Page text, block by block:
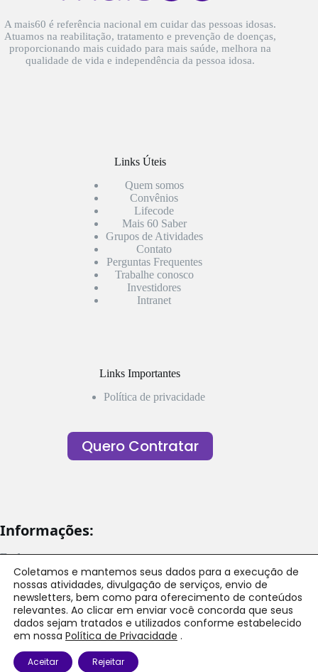
A mais60 é referência nacional em cuidar das pessoas idosas.
Atuamos na reabilitação, tratamento e prevenção de doenças,
proporcionando mais cuidado para mais saúde, melhora na
qualidade de vida e independência da pessoa idosa.
Links Úteis
Quem somos
Convênios
Lifecode
Mais 60 Saber
Grupos de Atividades
Contato
Perguntas Frequentes
Trabalhe conosco
Investidores
Intranet
Links Importantes
Política de privacidade
Quero Contratar
Informações:
Endereço
Ver nossas unidades
Telefone/ Whatsapp
(31) 2513-0552
Email
contato@mais60.com.br
Horário
Copyright © mais60
Coletamos e mantemos seus dados para a execução de
nossas atividades, divulgação de serviços, envio de
newsletters, bem como para oferecimento de conteúdos
relevantes. Ao clicar em enviar você concorda que seus
dados sejam tratados e utilizados conforme estabelecido
em nossa Política de Privacidade .
Aceitar Rejeitar